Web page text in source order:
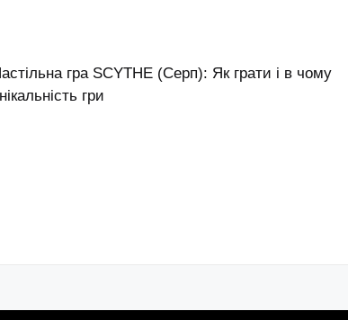
гра SCYTHE (Серп): Як грати і в чому
гри